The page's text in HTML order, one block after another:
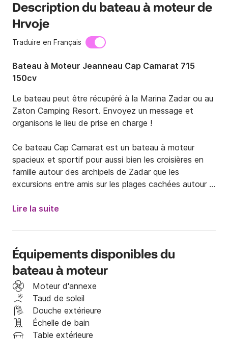
Description du bateau à moteur de
Hrvoje
Traduire en Français
Bateau à Moteur Jeanneau Cap Camarat 715
150cv
Le bateau peut être récupéré à la Marina Zadar ou au
Zaton Camping Resort. Envoyez un message et
organisons le lieu de prise en charge !
Ce bateau Cap Camarat est un bateau à moteur
spacieux et sportif pour aussi bien les croisières en
famille autour des archipels de Zadar que les
excursions entre amis sur les plages cachées autour
vous souhaitez le louer sans skipper, vous devez
disposer d'un permis maritime valide et déposer sur
place une caution de 300€. Si vous n'avez pas de
permis maritime valide, vous pouvez embaucher l'un
de nos skippers expérimentés pour 100 €
supplémentaires par jour.
Veuillez noter que le carburant n'est pas inclus dans le
prix. Le coût dépend de la consommation de votre
Lire la suite
Équipements disponibles du
bateau à moteur
Moteur d'annexe
Taud de soleil
Douche extérieure
Échelle de bain
Table extérieure